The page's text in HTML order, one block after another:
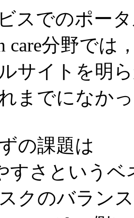
スでのポー
care分野で
サイトを明
までになか
の課題は
すさという
クのバラン